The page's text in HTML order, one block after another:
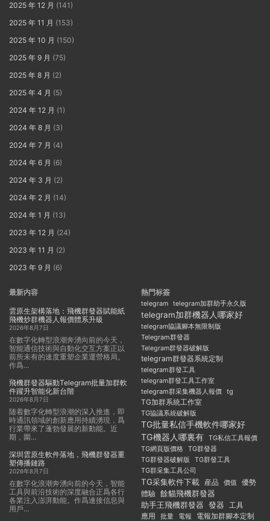
2025 年 12 月 (141)
2025 年 11 月 (153)
2025 年 10 月 (150)
2025 年 9 月 (75)
2025 年 8 月 (2)
2025 年 4 月 (5)
2024 年 12 月 (1)
2024 年 8 月 (3)
2024 年 7 月 (4)
2024 年 6 月 (6)
2024 年 3 月 (2)
2024 年 2 月 (14)
2024 年 1 月 (13)
2023 年 12 月 (24)
2023 年 11 月 (2)
2023 年 9 月 (6)
最新内容
雲原生架構落地：飛機群發器賦能紙
飛機炒群機器人報價體系升級
2026年8月7日
在數字化轉型浪潮奔湧向前的今天，
智能通信技術與自動化交互方案正以
前所未有的速度重塑企業運營格局。
作爲...
飛機群發器驅動Telegram批量加群軟
件躍升智能化新台階
2026年8月7日
随着數字化轉型浪潮的深入推進，即
時通訊領域的創新應用持續湧現，爲
行業帶來了蓬勃發展的新動能。近
期，圍...
深圳雲原生軟件落地，飛機群發器重
塑傳播鏈路
2026年8月7日
在數字化浪潮奔湧向前的今天，智能
工具與前沿技術的深度融合正爲各行
各業注入澎湃動能。作爲連接信息與
用戶...
熱門标簽
telegram telegram加群助手永久版
telegram加群機器人哪家好
telegram協議腳本無限制版
Telegram群發器
Telegram群發器破解版
telegram群發器系統定制
telegram群發工具
telegram群發工具工作室
telegram群采集機器人報價 tg
TG加群系統工作室
TG協議系統破解版
TG批量私信手機軟件哪家好
TG機器人哪裏有
TG私信工具報價
TG網頁版價格
TG群發器
TG群發器破解版
TG群發工具
TG群采集工具公司
TG采集軟件下載 産品 價值 優勢
體驗 餘貓飛機群發器
助手王飛機群發器 發器 工具
應用
批量 電報 電報加群腳本定制